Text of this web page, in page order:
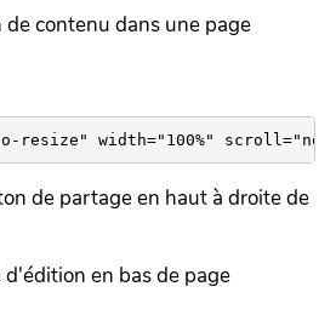
contenu dans une page
de partage en haut à droite de
en bas de page